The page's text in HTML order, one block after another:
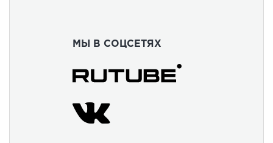
МЫ В СОЦСЕТЯХ